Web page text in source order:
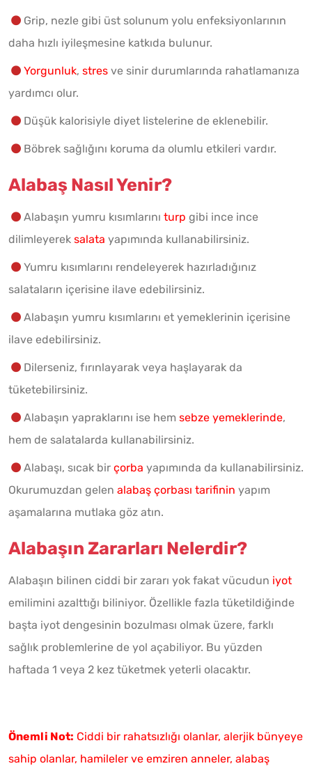
Grip, nezle gibi üst solunum yolu enfeksiyonlarının
daha hızlı iyileşmesine katkıda bulunur.
Yorgunluk, stres ve sinir durumlarında rahatlamanıza
yardımcı olur.
Düşük kalorisiyle diyet listelerine de eklenebilir.
Böbrek sağlığını koruma da olumlu etkileri vardır.
Alabaş Nasıl Yenir?
Alabaşın yumru kısımlarını turp gibi ince ince
dilimleyerek salata yapımında kullanabilirsiniz.
Yumru kısımlarını rendeleyerek hazırladığınız
salataların içerisine ilave edebilirsiniz.
Alabaşın yumru kısımlarını et yemeklerinin içerisine
ilave edebilirsiniz.
Dilerseniz, fırınlayarak veya haşlayarak da
tüketebilirsiniz.
Alabaşın yapraklarını ise hem sebze yemeklerinde,
hem de salatalarda kullanabilirsiniz.
Alabaşı, sıcak bir çorba yapımında da kullanabilirsiniz.
Okurumuzdan gelen alabaş çorbası tarifinin yapım
aşamalarına mutlaka göz atın.
Alabaşın Zararları Nelerdir?
Alabaşın bilinen ciddi bir zararı yok fakat vücudun iyot
emilimini azalttığı biliniyor. Özellikle fazla tüketildiğinde
başta iyot dengesinin bozulması olmak üzere, farklı
sağlık problemlerine de yol açabiliyor. Bu yüzden
haftada 1 veya 2 kez tüketmek yeterli olacaktır.
Önemli Not: Ciddi bir rahatsızlığı olanlar, alerjik bünyeye
sahip olanlar, hamileler ve emziren anneler, alabaş